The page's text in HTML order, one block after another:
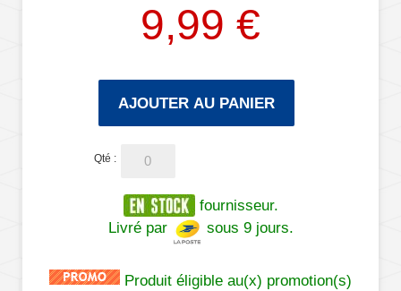
9,99 €
AJOUTER AU PANIER
Qté :
fournisseur.
Livré par
sous 9 jours.
Produit éligible au(x) promotion(s)